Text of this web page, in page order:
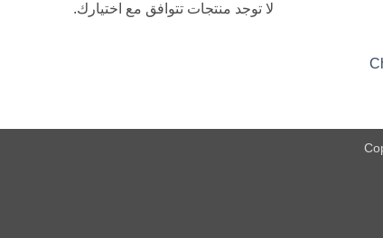
لا توجد منتجات تتوافق مع اختيارك.